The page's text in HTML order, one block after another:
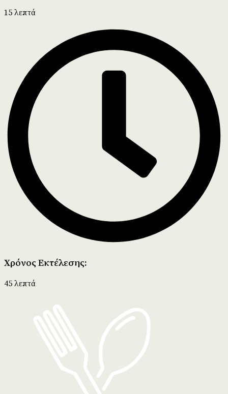
15 λεπτά
Χρόνος Εκτέλεσης:
45 λεπτά